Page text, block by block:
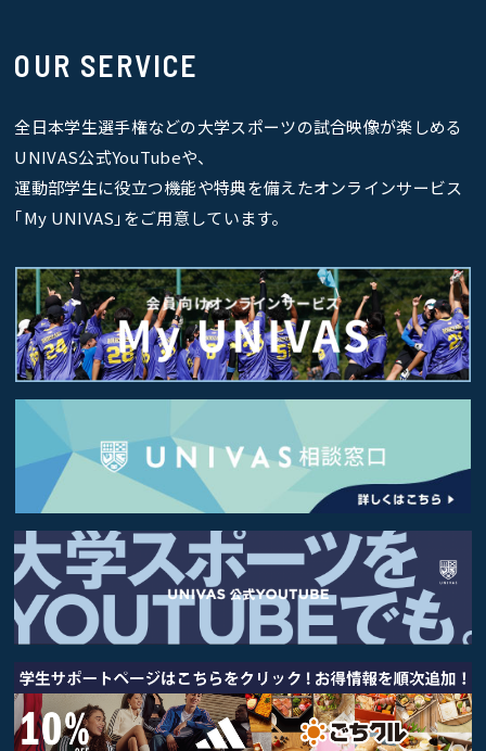
OUR SERVICE
全日本学生選手権などの大学スポーツの試合映像が楽しめる
UNIVAS公式YouTubeや、
運動部学生に役立つ機能や特典を備えたオンラインサービス
｢My UNIVAS｣をご用意しています。